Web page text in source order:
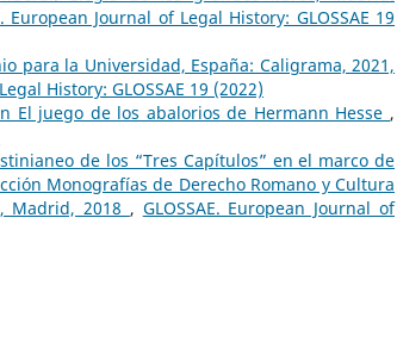
European Journal of Legal History: GLOSSAE 19
para la Universidad, España: Caligrama, 2021,
History: GLOSSAE 19 (2022)
El juego de los abalorios de Hermann Hesse ,
de los “Tres Capítulos” en el marco de
Monografías de Derecho Romano y Cultura
Madrid, 2018 , GLOSSAE. European Journal of